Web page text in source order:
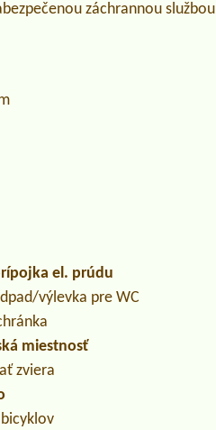
záchrannou službou
el. prúdu
výlevka pre WC
miestnosť
zviera